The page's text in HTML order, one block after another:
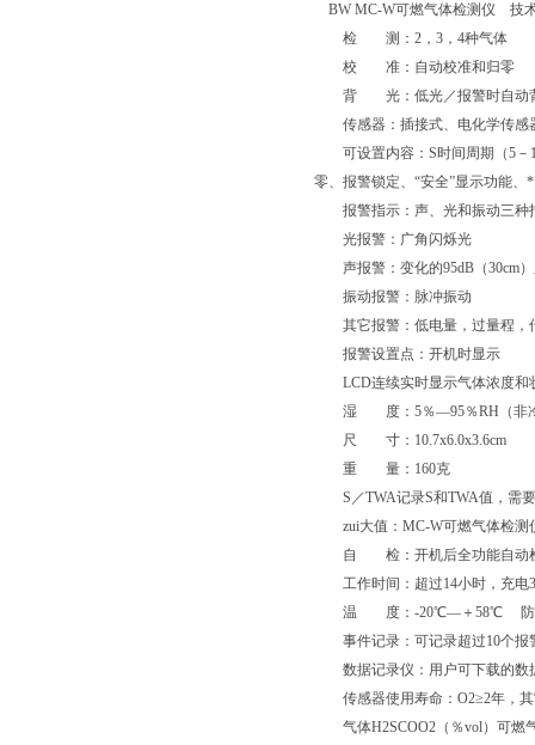
BW MC-W可燃气体检测仪 技
检 测：2，3，4种气体
校 准：自动校准和归零
背 光：低光／报警时自动
传感器：插接式、电化学传感
可设置内容：S时间周期（5－
零、报警锁定、“安全”显示功能
报警指示：声、光和振动三种
光报警：广角闪烁光
声报警：变化的95dB（30cm）
振动报警：脉冲振动
其它报警：低电量，过量程，
报警设置点：开机时显示
LCD连续实时显示气体浓度和
湿 度：5％—95％RH（非
尺 寸：10.7x6.0x3.6cm
重 量：160克
S／TWA记录S和TWA值，需
zui大值：MC-W可燃气体检测
自 检：开机后全功能自动检
工作时间：超过14小时，充电
温 度：-20℃—＋58℃ 防暴
事件记录：可记录超过10个报
数据记录仪：用户可下载的数
传感器使用寿命：O2≥2年，其
气体H2SCOO2（％vol）可燃